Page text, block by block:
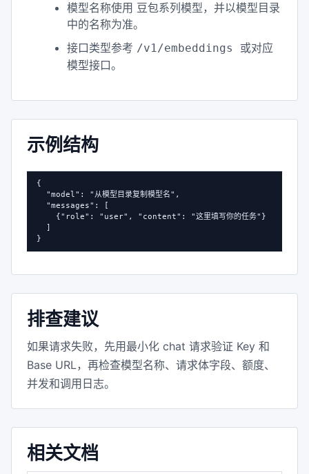
模型名称使用 豆包系列模型，并以模型目录
中的名称为准。
接口类型参考 /v1/embeddings 或对应
模型接口。
示例结构
{
  "model": "从模型目录复制模型名",
  "messages": [
    {"role": "user", "content": "这里填写你的任务"}
  ]
}
排查建议
如果请求失败，先用最小化 chat 请求验证 Key 和
Base URL，再检查模型名称、请求体字段、额度、
并发和调用日志。
相关文档